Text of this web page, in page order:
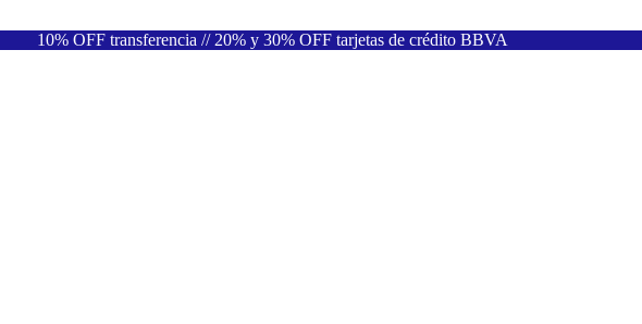
10% OFF transferencia // 20% y 30% OFF tarjetas de crédito BBVA